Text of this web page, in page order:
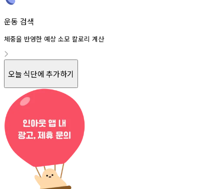
운동 검색
체중을 반영한 예상 소모 칼로리 계산
오늘 식단에 추가하기